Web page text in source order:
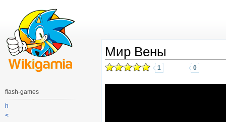
Мир Вены
1 0
flash-games
h
<